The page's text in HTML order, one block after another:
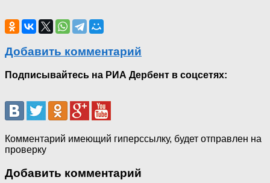
Добавить комментарий
Подписывайтесь на РИА Дербент в соцсетях:
Комментарий имеющий гиперссылку, будет отправлен на
проверку
Добавить комментарий